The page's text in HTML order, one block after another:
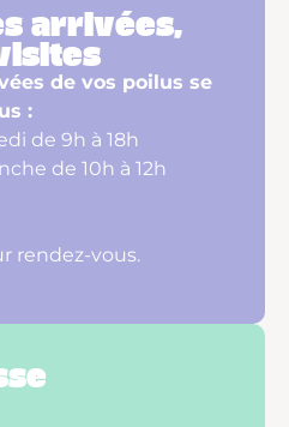
arrivées,
de vos poilus se
:
de 9h à 18h
de 10h à 12h
rendez-vous.